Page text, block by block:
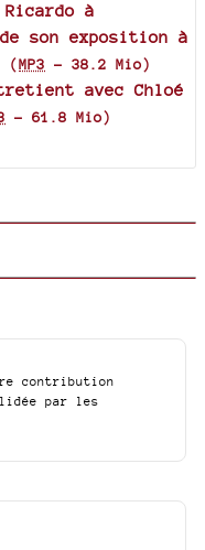
à
son exposition à
(MP3 - 38.2 Mio)
avec Chloé
- 61.8 Mio)
contribution
par les